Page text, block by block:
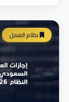
نظام العمل